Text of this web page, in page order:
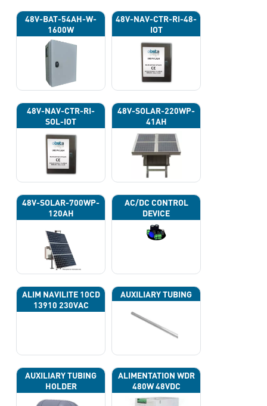
48V-BAT-54AH-W-
1600W
48V-NAV-CTR-RI-48-
IOT
48V-NAV-CTR-RI-
SOL-IOT
48V-SOLAR-220WP-
41AH
48V-SOLAR-700WP-
120AH
AC/DC CONTROL
DEVICE
ALIM NAVILITE 10CD
13910 230VAC
AUXILIARY TUBING
AUXILIARY TUBING
HOLDER
ALIMENTATION WDR
480W 48VDC